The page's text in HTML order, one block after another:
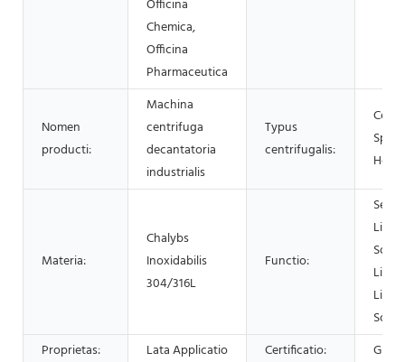
Officina
Chemica,
Officina
Pharmaceutica
Nomen
producti:
Machina
centrifuga
decantatoria
industrialis
Typus
centrifugalis:
Materia:
Chalybs
Inoxidabilis
304/316L
Functio:
Proprietas:
Lata Applicatio Certificatio: